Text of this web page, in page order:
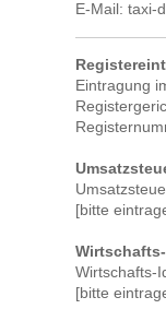
E-Mail: taxi-
Eintragung
[bitte
Wirtschafts-
[bitte